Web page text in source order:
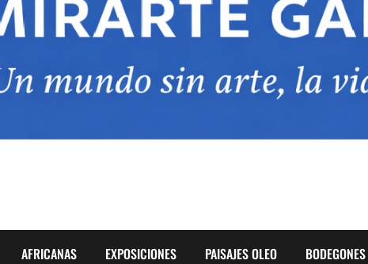
AFRICANAS EXPOSICIONES PAISAJES OLEO BODEGONES